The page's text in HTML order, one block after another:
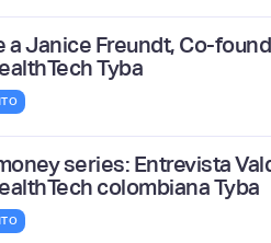
a Janice Freundt, Co-
Tyba
series: Entrevista
colombiana Tyba